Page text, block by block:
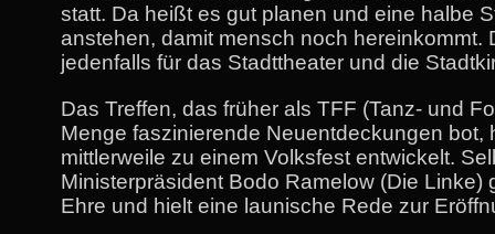
statt. Da heißt es gut planen und eine halbe
anstehen, damit mensch noch hereinkommt.
jedenfalls für das Stadttheater und die
Das Treffen, das früher als TFF (Tanz- und
Menge faszinierende Neuentdeckungen bot,
mittlerweile zu einem Volksfest entwickelt.
Ministerpräsident Bodo Ramelow (Die Linke)
Ehre und hielt eine launische Rede zur